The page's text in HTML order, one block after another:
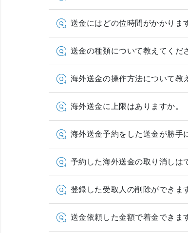
送金にはどの位時間がかかりま
送金の種類について教えてくだ
海外送金の操作方法について教
海外送金に上限はありますか。
海外送金予約をした送金が勝手
予約した海外送金の取り消しは
登録した受取人の削除ができま
送金依頼した金額で着金できま